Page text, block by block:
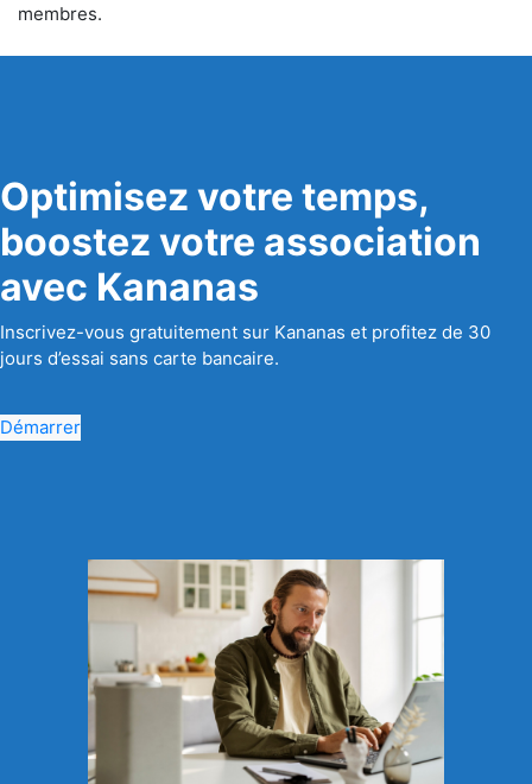
membres.
Optimisez votre temps,
boostez votre association
avec Kananas
Inscrivez-vous gratuitement sur Kananas et profitez de 30
jours d’essai sans carte bancaire.
Démarrer